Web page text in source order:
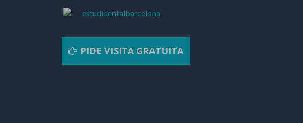
estudidentalbarcelona
PIDE VISITA GRATUITA